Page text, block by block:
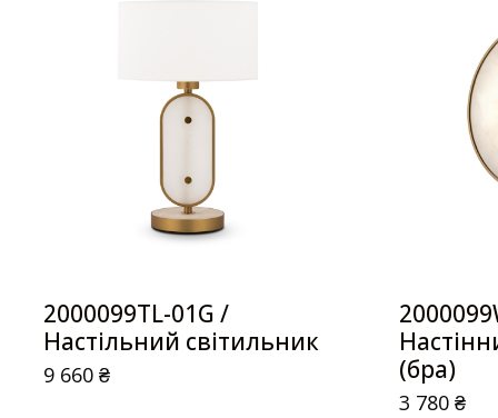
2000099TL-01G /
Настільний світильник
9 660₴
(бра)
3 780₴